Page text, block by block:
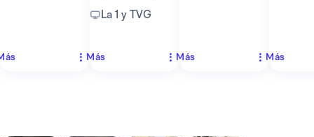
La 1 y TVG
Más Más Más